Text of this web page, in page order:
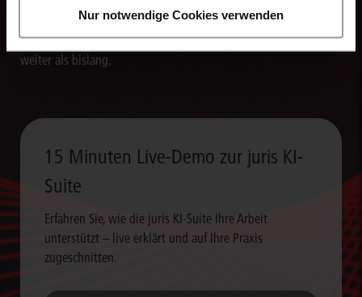
Nur notwendige Cookies verwenden
Schriftsätze, Stellungnahmen und andere Dokumente. So
verarbeiten Sie Rechercheergebnisse um ein Vielfaches schneller
weiter als bislang.
15 Minuten Live-Demo zur juris KI-
Suite
Erfahren Sie, wie die juris KI-Suite Ihre Arbeit
unterstützt – live erklärt und auf Ihre Praxis
zugeschnitten.